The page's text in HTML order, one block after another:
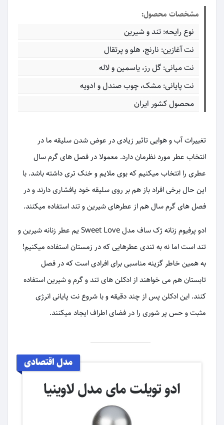
مشخصات محصول:
نوع رایحه: تند و شیرین
نت آغازین: نارنج، هلو و پرتقال
نت میانی: گل رز، یاسمین و لاله
نت پایانی: مشک، چوب صندل و ادویه
محصول کشور ایران
تغییرات آب و هوایی تاثیر زیادی در عوض شدن سلیقه ما در
انتخاب عطر مورد نظرمان دارد. معمولا در فصل های گرم سال
عطری را انتخاب میکنیم که بوی ملایم و خنک تری داشته باشد. با
این حال برخی افراد باز هم بر روی سلیقه خود پافشاری دارند و در
فصل های گرم سال هم از عطرهای شیرین و تند استفاده میکنند.
ادو پرفیوم زنانه ژک‌ ساف مدل Sweet Love یم عطر زنانه شیرین و
تند است اما نه به تندی عطرهایی که در زمستان استفاده میکنیم!
به همین خاطر گزینه مناسبی برای افرادی است که در فصل
تابستان هم می خواهند از ادکلن های تند و گرم و شیرین استفاده
کنند. این ادکلن پس از چند دقیقه و با شروع نت پایانی انرژی
مثبت و حس پر شوری را در فضای اطراف ایجاد میکنند.
مدل اقتصادی
ادو تویلت مای مدل لاوینیا